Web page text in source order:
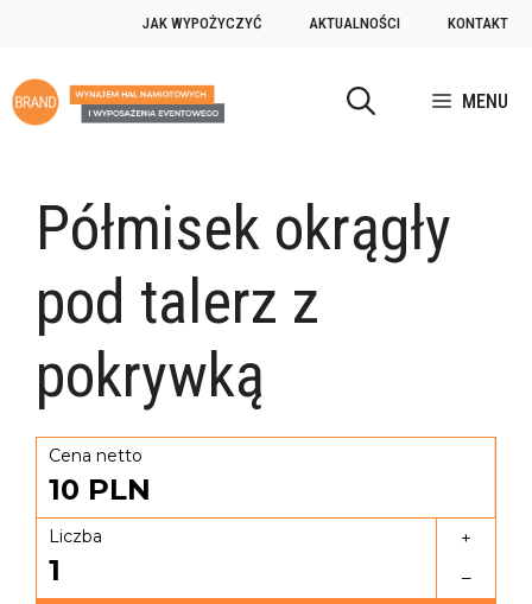
JAK WYPOŻYCZYĆ AKTUALNOŚCI KONTAKT
MENU
Półmisek okrągły
pod talerz z
pokrywką
Cena netto
10 PLN
Liczba
1
+
–